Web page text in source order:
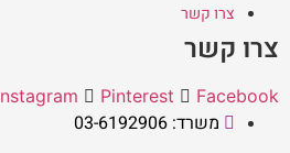
צרו קשר
צרו קשר
Instagram Pinterest Facebook
משרד: 03-6192906